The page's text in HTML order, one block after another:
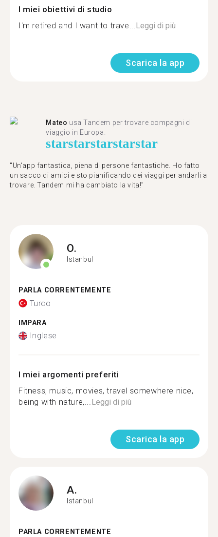
I miei obiettivi di studio
I'm retired and I want to trave...Leggi di più
Scarica la app
Mateo usa Tandem per trovare compagni di
viaggio in Europa.
starstarstarstarstar
"Un'app fantastica, piena di persone fantastiche. Ho fatto
un sacco di amici e sto pianificando dei viaggi per andarli a
trovare. Tandem mi ha cambiato la vita!"
O.
Istanbul
PARLA CORRENTEMENTE
Turco
IMPARA
Inglese
I miei argomenti preferiti
Fitness, music, movies, travel somewhere nice,
being with nature,...Leggi di più
Scarica la app
A.
Istanbul
PARLA CORRENTEMENTE